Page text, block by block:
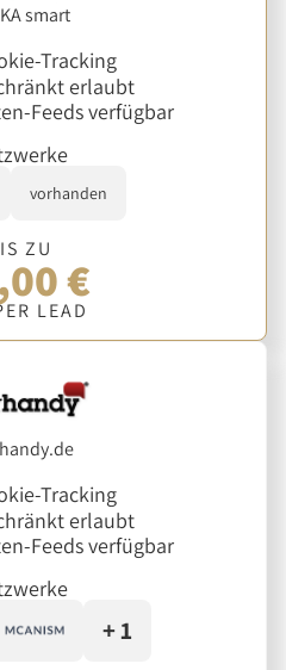
smart
Tracking
erlaubt
Feeds verfügbar
vorhanden
ZU
€
LEAD
Tracking
erlaubt
Feeds verfügbar
+ 1